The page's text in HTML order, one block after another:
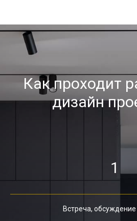
Как проходит
дизайн
1
Встреча,